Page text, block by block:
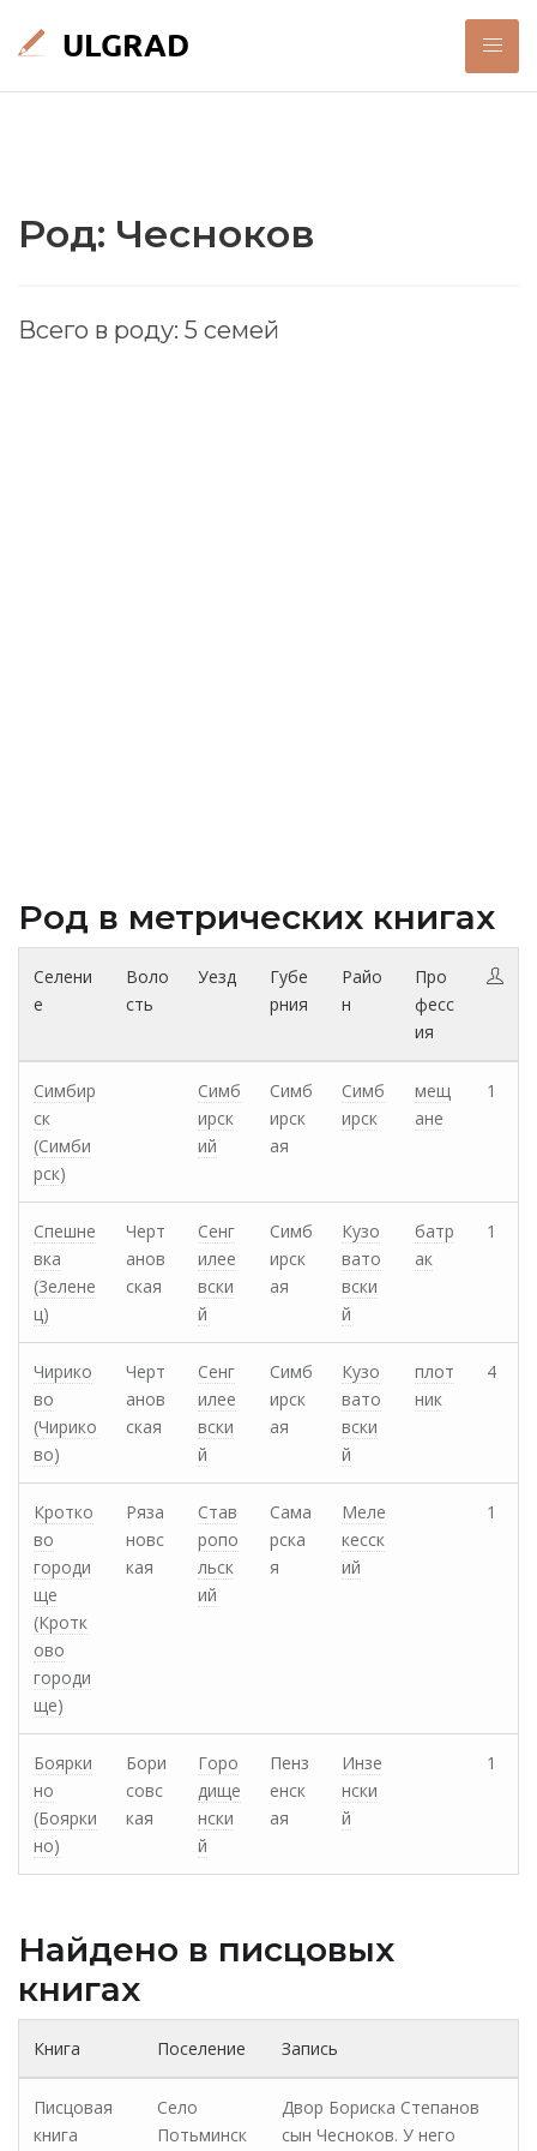
Род: Чесноков
Всего в роду: 5 семей
Род в метрических книгах
Селени
е
Воло
сть
Уезд
Губе
рния
Райо
н
Про
фесс
ия
Симбир
ск
(Симби
рск)
Симб
ирск
ий
Симб
ирск
ая
Симб
ирск
мещ
ане
1
Спешне
вка
(3елене
ц)
Черт
анов
ская
Сенг
илее
вски
й
Симб
ирск
ая
Кузо
вато
вски
й
батр
ак
1
Чирико
во
(Чирико
во)
Черт
анов
ская
Сенг
илее
вски
й
Симб
ирск
ая
Кузо
вато
вски
й
плот
ник
4
Кротко
во
городи
ще
(Кротк
ово
городи
ще)
Ряза
новс
кая
Став
ропо
льск
ий
Сама
рска
я
Меле
кесск
ий
1
Боярки
но
(Боярки
но)
Бори
совс
кая
Горо
дище
нски
й
Пенз
енск
ая
Инзе
нски
й
1
Найдено в писцовых
книгах
Книга Поселение Запись
Писцовая
книга
Село
Потьминск
Двор Бориска Степанов
сын Чесноков. У него